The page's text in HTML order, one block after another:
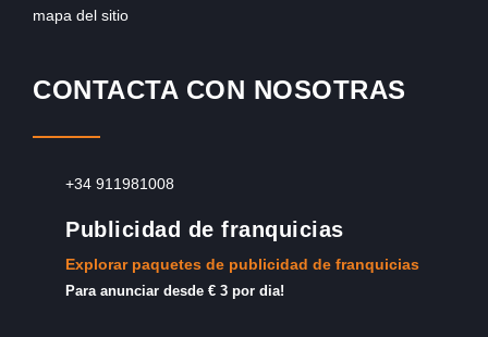
mapa del sitio
CONTACTA CON NOSOTRAS
+34 911981008
Publicidad de franquicias
Explorar paquetes de publicidad de franquicias
Para anunciar desde € 3 por dia!